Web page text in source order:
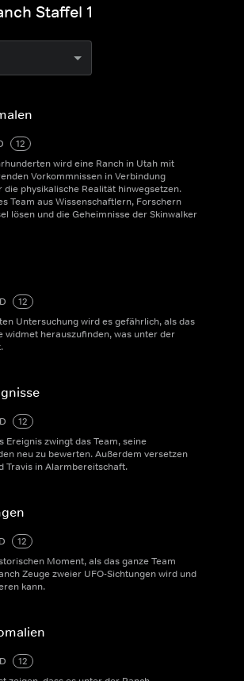
Staffel 1
12
wird eine Ranch in Utah mit
Vorkommnissen in Verbindung
die physikalische Realität hinwegsetzen.
Team aus Wissenschaftlern, Forschern
lösen und die Geheimnisse der Skinwalker
12
Untersuchung wird es gefährlich, als das
widmet herauszufinden, was unter der
12
Ereignis zwingt das Team, seine
neu zu bewerten. Außerdem versetzen
Travis in Alarmbereitschaft.
12
Moment, als das ganze Team
Zeuge zweier UFO-Sichtungen wird und
kann.
12